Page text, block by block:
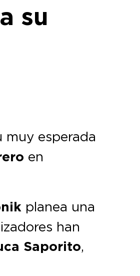
su
muy esperada
en
planea una
han
Saporito,